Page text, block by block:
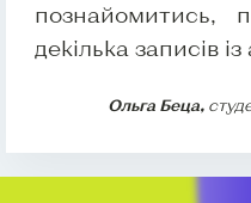
познайомитись,
декілька записів
Ольга Беца,